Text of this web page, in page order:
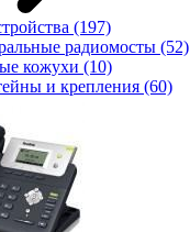
(197)
радиомосты (52)
кожухи (10)
и крепления (60)